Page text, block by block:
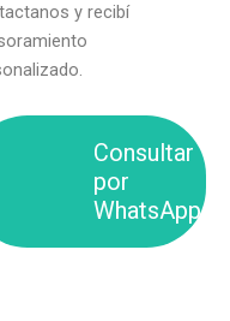
y recibí
Consultar
por
WhatsApp